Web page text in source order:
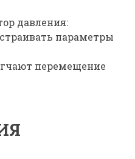
давления:
параметры
перемещение